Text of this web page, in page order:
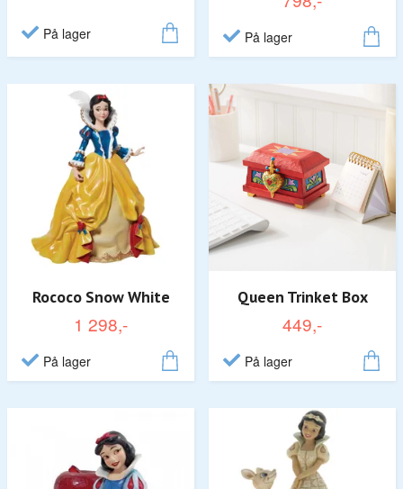
På lager På lager
Rococo Snow White
1 298,-
På lager
Queen Trinket Box
449,-
På lager